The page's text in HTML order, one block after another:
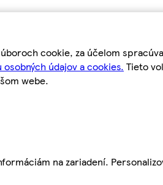
cookie, za účelom
údajov a cookies. Tieto
webe.
na zariadení.